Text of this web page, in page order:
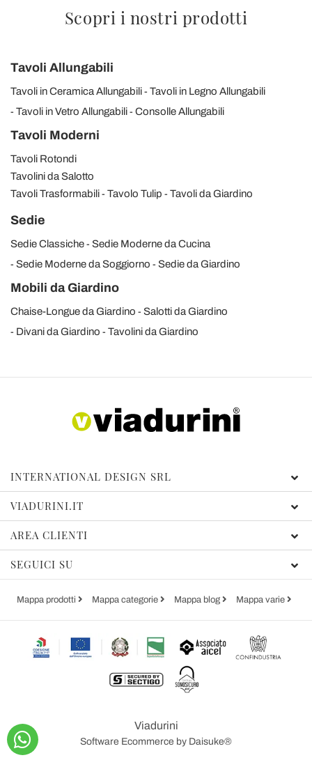
Scopri i nostri prodotti
Tavoli Allungabili
Tavoli in Ceramica Allungabili
Tavoli in Legno Allungabili
Tavoli in Vetro Allungabili
Consolle Allungabili
Tavoli Moderni
Tavoli Rotondi
Tavolini da Salotto
Tavoli Trasformabili
Tavolo Tulip Tavoli da Giardino
Sedie
Sedie Classiche
Sedie Moderne da Cucina
Sedie Moderne da Soggiorno
Sedie da Giardino
Mobili da Giardino
Chaise-Longue da Giardino
Salotti da Giardino
Divani da Giardino
Tavolini da Giardino
INTERNATIONAL DESIGN SRL
VIADURINI.IT
AREA CLIENTI
SEGUICI SU
Mappa prodotti Mappa categorie Mappa blog Mappa varie
Viadurini
Software Ecommerce by Daisuke®